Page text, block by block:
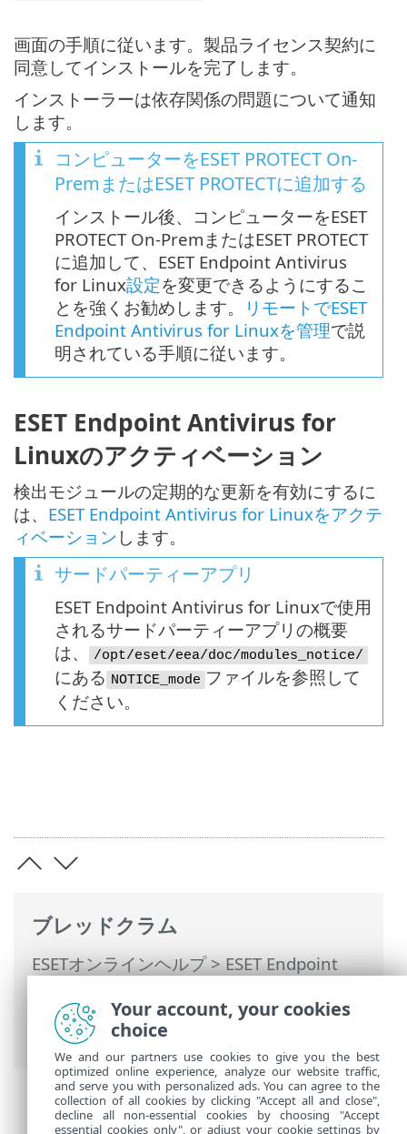
ブレッドクラム
ESETオンラインヘルプ>ESET Endpoint
グレード
> ESET Endpoint Antivirus for
Linuxのインストール手順
画面の手順に従います。製品ライセンス契約に
同意してインストールを完了します。
インストーラーは依存関係の問題について通知
します。
コンピューターをESET PROTECT On-
PremまたはESET PROTECTに追加する
インストール後、コンピューターをESET
PROTECT On-PremまたはESET PROTECT
に追加して、ESET Endpoint Antivirus
for Linux設定を変更できるようにするこ
とを強くお勧めします。
リモートでESET
Endpoint Antivirus for Linuxを管理で説
明されている手順に従います。
ESET Endpoint Antivirus for
Linuxのアクティベーション
検出モジュールの定期的な更新を有効にするに
は、 ESET Endpoint Antivirus for Linuxをアクテ
ィベーション します。
サードパーティーアプリ
ESET Endpoint Antivirus for Linuxで使用
されるサードパーティーアプリの概要
は、
/opt/eset/eea/doc/modules_notice/
にある NOTICE_mode ファイルを参照して
ください。
Your account, your cookies
choice
We and our partners use cookies to give you the best
optimized online experience, analyze our website traffic,
and serve you with personalized ads. You can agree to the
collection of all cookies by clicking "Accept all and close",
decline all non-essential cookies by choosing "Accept
essential cookies only", or adjust your cookie settings by